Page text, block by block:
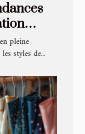
pleine
styles de...